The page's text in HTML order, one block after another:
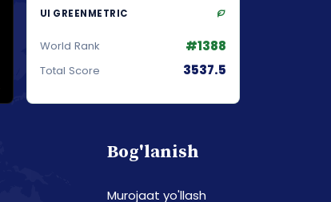
UI GREENMETRIC
World Rank #1388
Total Score 3537.5
Bog'lanish
Murojaat yo'llash